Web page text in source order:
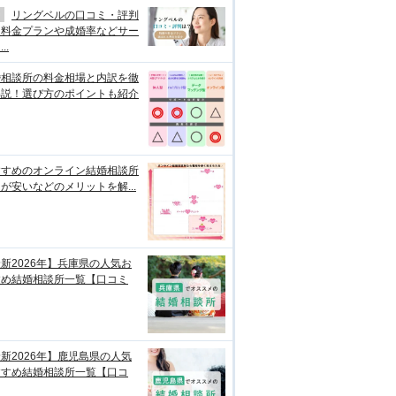
リングベルの口コミ・評判
金プランや成婚率などサー
談所の料金相場と内訳を徹
！選び方のポイントも紹介
めのオンライン結婚相談所
安いなどのメリットを解...
2026年】兵庫県の人気お
結婚相談所一覧【口コミ
2026年】鹿児島県の人気
め結婚相談所一覧【口コ